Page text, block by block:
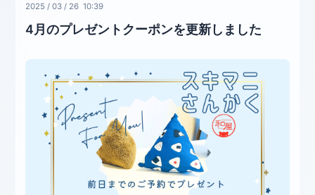
2025 /03 / 26 10:39
4月のプレゼントクーポンを更新しました